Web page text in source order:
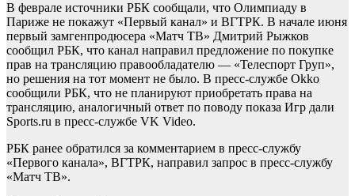
В феврале источники РБК сообщали, что Олимпиаду в
Париже не покажут «Первый канал» и ВГТРК. В начале июня
первый замгенпродюсера «Матч ТВ» Дмитрий Рыжков
сообщил РБК, что канал направил предложение по покупке
прав на трансляцию правообладателю — «Телеспорт Груп»,
но решения на тот момент не было. В пресс-службе Okko
сообщили РБК, что не планируют приобретать права на
трансляцию, аналогичный ответ по поводу показа Игр дали
Sports.ru в пресс-службе VK Video.
РБК ранее обратился за комментарием в пресс-службу
«Первого канала», ВГТРК, направил запрос в пресс-службу
«Матч ТВ».